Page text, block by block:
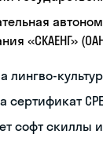
«СКАЕНГ»
лингво-
сертификат
софт скиллы